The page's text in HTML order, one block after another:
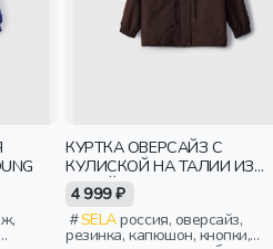
YOUNG
КУРТКА ОВЕРСАЙЗ С
КУЛИСКОЙ НА ТАЛИИ ИЗ
4 999 ₽
SELAроссия, оверсайз,
резинка, капюшон, кнопки,